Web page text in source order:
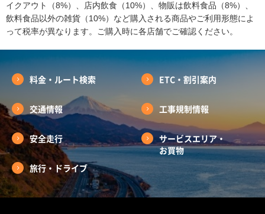
イクアウト（8%）、店内飲食（10%）、物販は飲料食品（8%）、
飲料食品以外の雑貨（10%）など購入される商品やご利用形態によ
って税率が異なります。ご購入時に各店舗でご確認ください。
料金・ルート検索 ETC・割引案内
交通情報 工事規制情報
安全走行
サービスエリア・
お買物
旅行・ドライブ